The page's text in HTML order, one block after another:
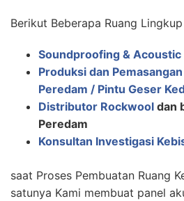
Berikut Beberapa Ruang
Soundproofing & Acoustic
Produksi dan
Peredam / Pintu Geser
Distributor Rockwool dan
Peredam
Konsultan Investigasi
saat Proses Pembuatan Ruang
satunya Kami membuat panel